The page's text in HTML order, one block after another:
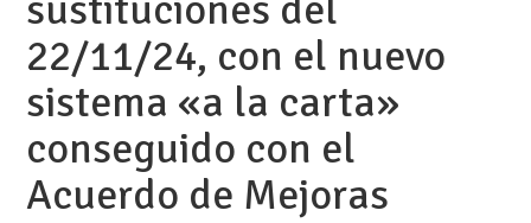
22/11/24, con el nuevo
sistema «a la carta»
conseguido con el
Acuerdo de Mejoras